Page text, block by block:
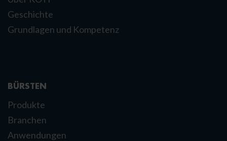
Geschichte
Grundlagen und Kompetenz
BÜRSTEN
Produkte
Branchen
Anwendungen